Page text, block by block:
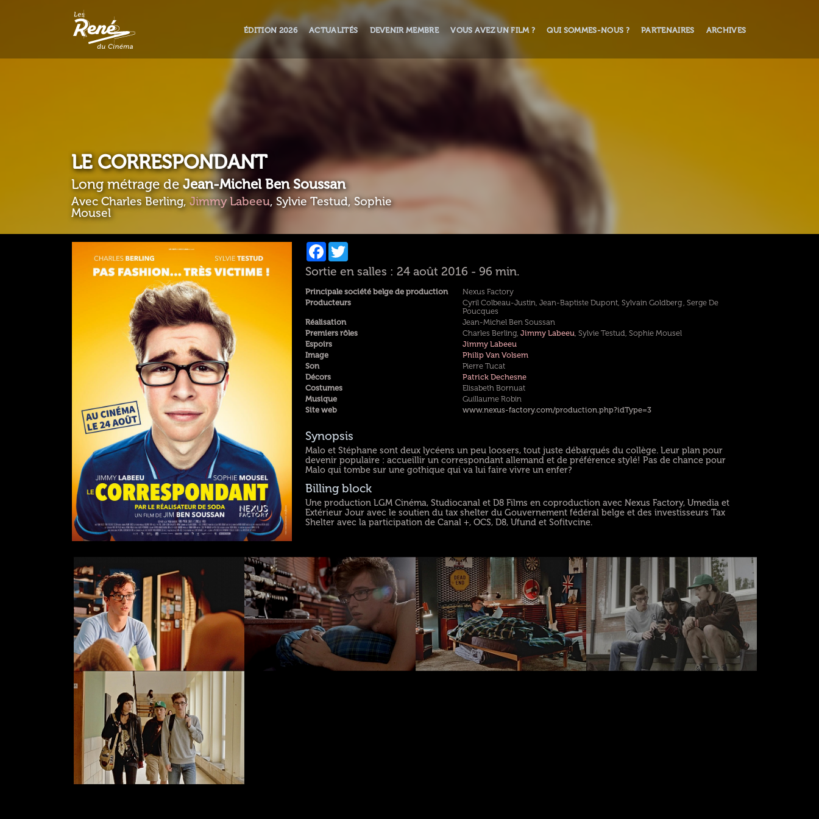
ÉDITION 2026 ACTUALITÉS DEVENIR MEMBRE VOUS AVEZ UN FILM ? QUI SOMMES-NOUS ? PARTENAIRES ARCHIVES
LE CORRESPONDANT
Long métrage deJean-Michel Ben Soussan
Avec Charles Berling, Jimmy Labeeu, Sylvie Testud, Sophie
Mousel
Facebook
Sortie en salles : 24 août 2016 - 96 min.
Principale société belge de production
Nexus Factory
Producteurs
Cyril Colbeau-Justin, Jean-Baptiste Dupont, Sylvain Goldberg , Serge De
Poucques
Réalisation
Jean-Michel Ben Soussan
Premiers rôles
Charles Berling, Jimmy Labeeu , Sylvie Testud, Sophie Mousel
Espoirs
Jimmy Labeeu
Image
Philip Van Volsem
Son
Pierre Tucat
Décors
Patrick Dechesne
Costumes
Elisabeth Bornuat
Musique
Guillaume Robin
Site web
www.nexus-factory.com/production.php?idType=3
Synopsis
Malo et Stéphane sont deux lycéens un peu loosers, tout juste débarqués du collège. Leur plan pour
devenir populaire : accueillir un correspondant allemand et de préférence stylé! Pas de chance pour
Malo qui tombe sur une gothique qui va lui faire vivre un enfer?
Billing block
Une production LGM Cinéma, Studiocanal et D8 Films en coproduction avec Nexus Factory, Umedia et
Extérieur Jour avec le soutien du tax shelter du Gouvernement fédéral belge et des investisseurs Tax
Shelter avec la participation de Canal +, OCS, D8, Ufund et Sofitvcine.